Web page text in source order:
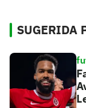
SUGERIDA